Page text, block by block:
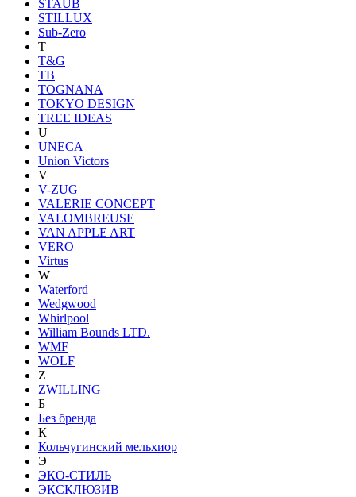
STAUB
STILLUX
Sub-Zero
T
T&G
TB
TOGNANA
TOKYO DESIGN
TREE IDEAS
U
UNECA
Union Victors
V
V-ZUG
VALERIE CONCEPT
VALOMBREUSE
VAN APPLE ART
VERO
Virtus
W
Waterford
Wedgwood
Whirlpool
William Bounds LTD.
WMF
WOLF
Z
ZWILLING
Б
Без бренда
К
Кольчугинский мельхиор
Э
ЭКО-СТИЛЬ
ЭКСКЛЮЗИВ